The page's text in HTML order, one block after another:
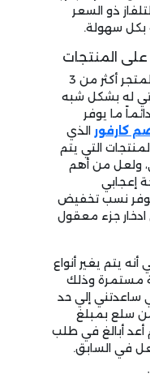
ذو السعر
بكل سهولة.
المنتجات
مر علي أول تجربة تسوق من المتجر أكثر من 3
له بشكل شبه
ما يوفر
كارفور الذي
التي يتم
ولعل من أهم
إعجابي
توفر نسب تخفيض
جزء معقول
يتم يغير أنواع
مستمرة وذلك
ساعدتني إلي حد
سلع بمبلغ
أعد أبالغ في طلب
في السابق.